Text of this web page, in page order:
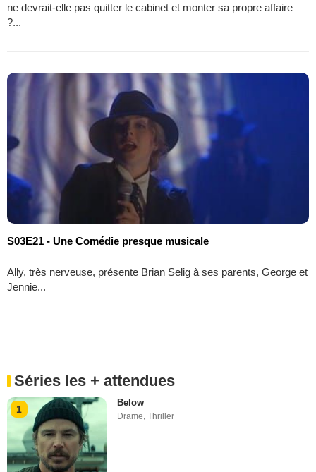
ne devrait-elle pas quitter le cabinet et monter sa propre affaire
?...
S03E21 - Une Comédie presque musicale
Ally, très nerveuse, présente Brian Selig à ses parents, George et
Jennie...
Séries les + attendues
1
Below
Drame ,Thriller